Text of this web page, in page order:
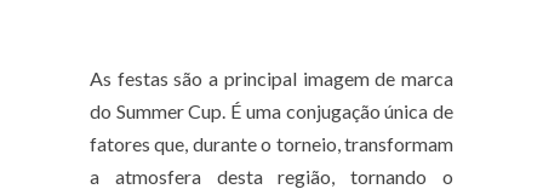
As festas são a principal imagem de marca
do Summer Cup. É uma conjugação única de
fatores que, durante o torneio, transformam
a atmosfera desta região, tornando o